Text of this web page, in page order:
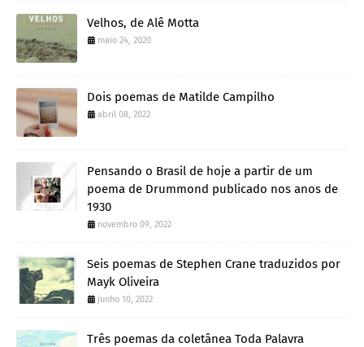
Velhos, de Alê Motta
maio 24, 2020
Dois poemas de Matilde Campilho
abril 08, 2022
Pensando o Brasil de hoje a partir de um
poema de Drummond publicado nos anos de
1930
novembro 09, 2022
Seis poemas de Stephen Crane traduzidos por
Mayk Oliveira
junho 10, 2022
Três poemas da coletânea Toda Palavra